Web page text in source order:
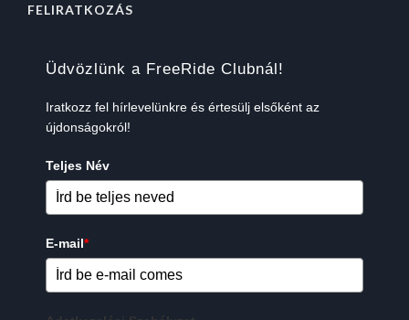
FELIRATKOZÁS
Üdvözlünk a FreeRide Clubnál!
Iratkozz fel hírlevelünkre és értesülj elsőként az
újdonságokról!
Teljes Név
E-mail*